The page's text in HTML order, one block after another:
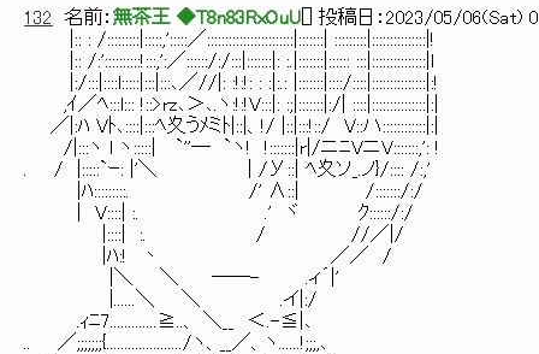
132 名前： 無茶王 ◆T8n83RxOuU ] 投稿日： 2023/05/06(Sat)
|:: : /:::::::::|:::::,':::::／::::::::::::::::::::::::|:::::::| :::::::::|:::::::::::::::|!
|:: /:'::::::::::!:::,':／::::::/:/:::|:::::::|: :.|:::::::|:::::: :::|:::::::::::::::|l
|:/:::|::::l:::::|:::|:::､／//|: :!:!: : :|:.: |:::::::|::::/::::|:::::::::::::::|:!
,ｲ／ﾍ:::l::: !::>rz､＞､.ヽ:!:!V:::|: :;|:::::::|:/| ::::|:::::::::::::::|:|
／|:ﾊ Vﾄ､::::|:::ﾍ夊うﾒミﾄ|::|、!/ |::|:::!::/ V::ハ::::::::::::|:|
/|:::ヽ l ヽ:::::| `''─ `ヽ! !:::::::|r|/ニﾆVニV:::::::,': !
. / |:::::`ｰ: |'＼ | /У::| ﾍ夊ソ_.ノ}/:::: /:,'
|ﾊ:::::::::. /' ∧::| /:::::::/:/
| V::::| :. .' ヾ ｸ::::::/:/
|::::| :. / //／|/
|ﾊ:! 丶 ／／ /
|＼ ＼ ──- .ィ´|'
|......＼ ＼ .イ|:/
.ｨﾆ7.............≧..、 ＼__ ＜.-≦|､
.. ／;;;;;;;{...................../ヽ、__／、ヽ......!;;;,､